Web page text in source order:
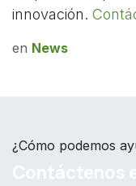
innovación.
en News
¿Cómo podemos